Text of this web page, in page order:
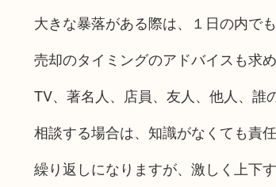
大きな暴落がある際は、１日の内で
売却のタイミングのアドバイスも求
TV、著名人、店員、友人、他人、誰
相談する場合は、知識がなくても責
繰り返しになりますが、激しく上下